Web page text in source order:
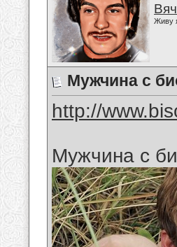
Живу
Мужчина с
http://
Мужчина с